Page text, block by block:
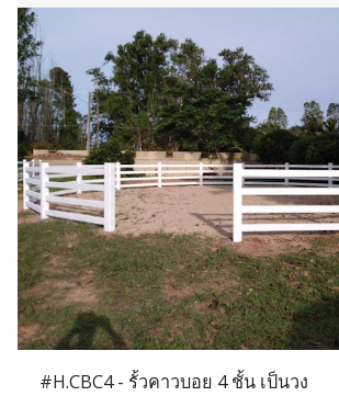
#H.CBC4 - รั้วคาวบอย 4 ชั้น เป็นวง